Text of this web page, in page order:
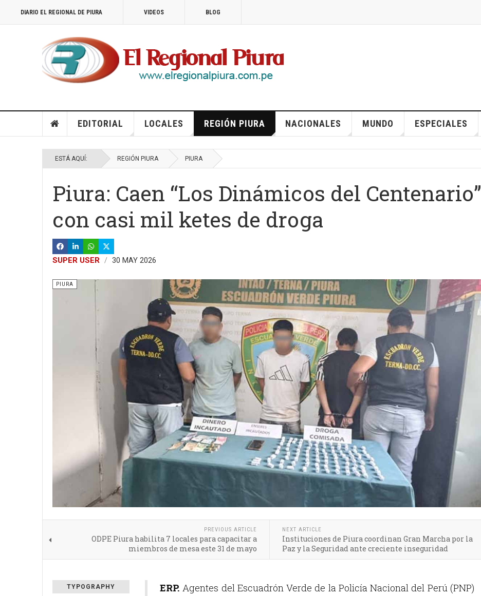
DIARIO EL REGIONAL DE PIURA VIDEOS BLOG
EDITORIAL LOCALES REGIÓN PIURA NACIONALES MUNDO ESPECIALES
ESTÁ AQUÍ: REGIÓN PIURA PIURA
Piura: Caen “Los Dinámicos del Centenario”
con casi mil ketes de droga
SUPER USER 30 MAY 2026
PIURA
PREVIOUS ARTICLE
ODPE Piura habilita 7 locales para capacitar a
miembros de mesa este 31 de mayo
NEXT ARTICLE
Instituciones de Piura coordinan Gran Marcha por la
Paz y la Seguridad ante creciente inseguridad
TYPOGRAPHY ERP. Agentes del Escuadrón Verde de la Policía Nacional del Perú (PNP)